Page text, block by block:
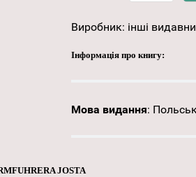
Виробник: інші
Інформація про книгу:
Мова видання:
JOSTA